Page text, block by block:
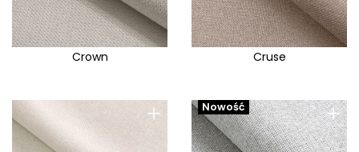
Crown Cruse
+ +
Nowość